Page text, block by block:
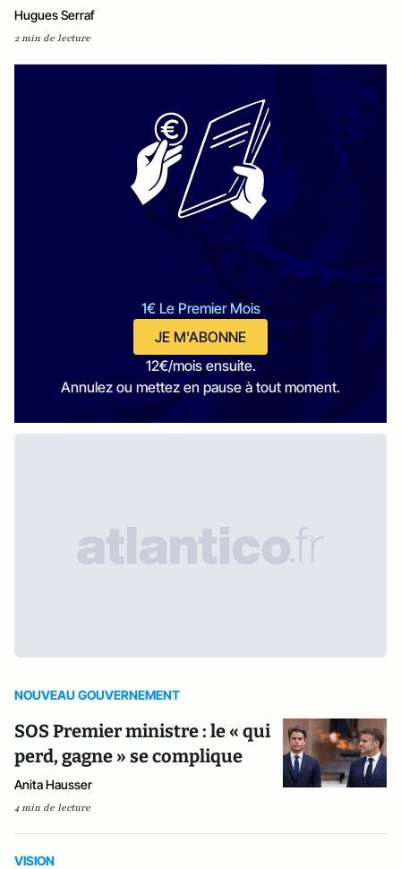
Hugues Serraf
2 min de lecture
1€ Le Premier Mois
JE M'ABONNE
12€/mois ensuite.
Annulez ou mettez en pause à tout moment.
NOUVEAU GOUVERNEMENT
SOS Premier ministre : le « qui
perd, gagne » se complique
Anita Hausser
4 min de lecture
VISION